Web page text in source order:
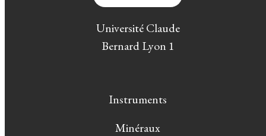
Université Claude
Bernard Lyon 1
Instruments
Minéraux